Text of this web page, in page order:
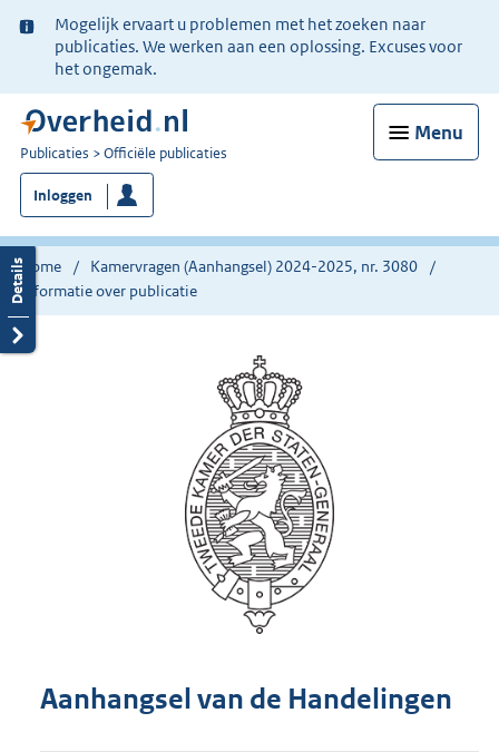
Ter
informatie:
Mogelijk ervaart u problemen met het zoeken naar
publicaties. We werken aan een oplossing. Excuses voor
het ongemak.
Menu
U
bent
nu
hier:
Publicaties Officiële publicaties
Inloggen
Home
Kamervragen (Aanhangsel) 2024-2025, nr. 3080
Informatie over publicatie
Aanhangsel van de Handelingen